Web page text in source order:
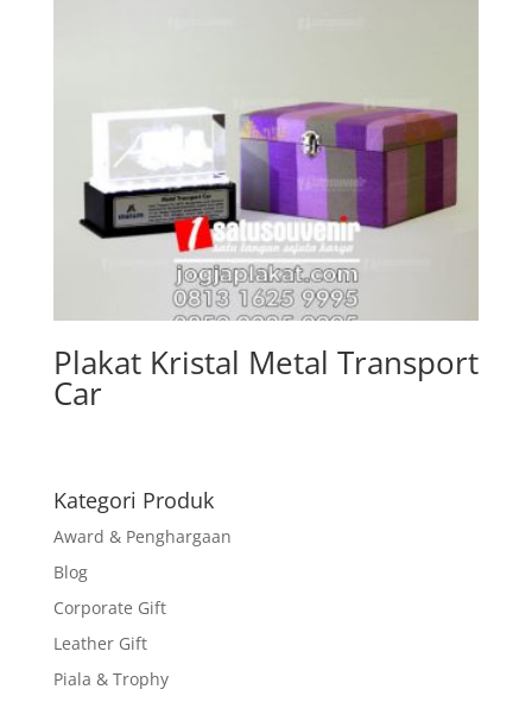
Plakat Kristal Metal Transport
Car
Kategori Produk
Award & Penghargaan
Blog
Corporate Gift
Leather Gift
Piala & Trophy